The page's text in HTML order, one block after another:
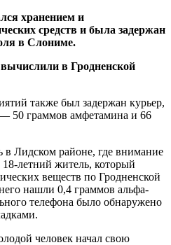
хранением и
средств и была задержан
в Слониме.
также был задержан курьер,
50 граммов амфетамина и 66
в Лидском районе, где внимание
летний житель, который
веществ по Гродненской
нашли 0,4 граммов альфа-
телефона было обнаружено
человек начал свою